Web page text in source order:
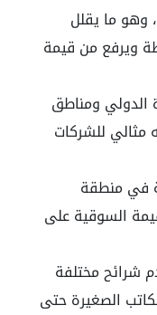
وهو ما يقلل
ويرفع من قيمة
الدولي ومناطق
مثالي للشركات
في منطقة
السوقية على
شرائح مختلفة
الصغيرة حتى